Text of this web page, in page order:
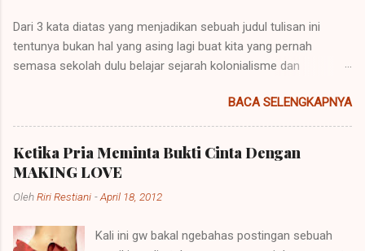
Dari 3 kata diatas yang menjadikan sebuah judul tulisan ini
tentunya bukan hal yang asing lagi buat kita yang pernah
semasa sekolah dulu belajar sejarah kolonialisme dan
bentuk kalimat yang mempunyai penjelasan yang berbeda
namun pada prinsipnya mempunyai maksud yang sama.
Imperialisme ialah sebuah kebijakan di mana sebuah negara
besar dapat memegang kendali atau pemerintahan atas daerah
lain agar negara itu bisa dipelihara atau berkembang. Sebuah
contoh imperialisme terjadi saat negara-negara itu
imperialisme berasal dari kata Latin "imperare" yang artinya
BACA SELENGKAPNYA
Ketika Pria Meminta Bukti Cinta Dengan
MAKING LOVE
OlehRiri Restiani -April 18, 2012
Kali ini gw bakal ngebahas postingan sebuah